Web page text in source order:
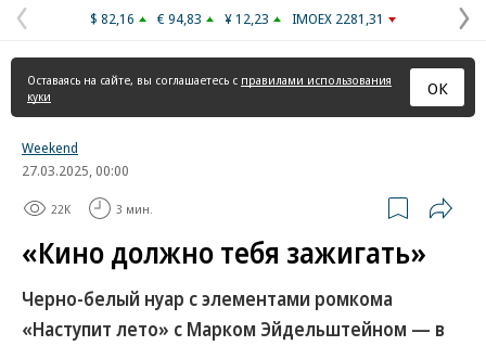
Предыдущая
страница
$ 82,16 € 94,83 ¥ 12,23 IMOEX 2281,31
Оставаясь на сайте, вы соглашаетесь с правилами использования
куки
ОК
Weekend
27.03.2025, 00:00
22K 3 мин.
«Кино должно тебя зажигать»
Черно-белый нуар с элементами ромкома
«Наступит лето» с Марком Эйдельштейном — в